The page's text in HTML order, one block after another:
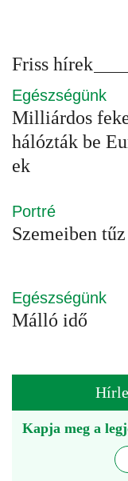
Friss hírek
Egészségünk
Milliárdos
hálózták be
ek
Portré
Szemeiben
Egészségünk
Málló idő
Kapja meg a